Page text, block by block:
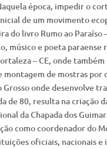
época, impedir o
de um movimento
do livro Rumo ao
músico e poeta
– CE, onde
de mostras
onde desenvolve
de 80, resulta na
da Chapada dos
como coordenador do
oficiais, nacionais